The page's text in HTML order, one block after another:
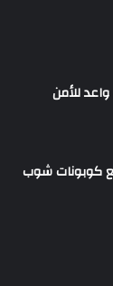
للأمن
كوبونات شوب